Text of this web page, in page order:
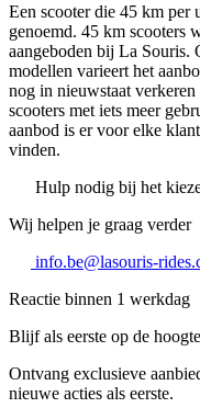
Een scooter die 45 km per
genoemd. 45 km scooters
aangeboden bij La Souris.
modellen varieert het
nog in nieuwstaat
scooters met iets meer
aanbod is er voor elke
vinden.
Hulp nodig bij het
Wij helpen je graag verder
info.be@lasouris-
Reactie binnen 1 werkdag
Blijf als eerste op de hoogte
Ontvang exclusieve
nieuwe acties als eerste.